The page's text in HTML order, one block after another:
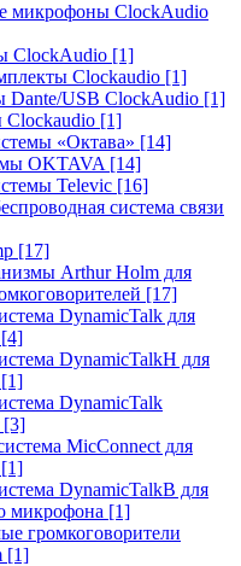
микрофоны ClockAudio
ClockAudio [1]
Clockaudio [1]
USB ClockAudio [1]
Clockaudio [1]
«Октава» [14]
OKTAVA [14]
Televic [16]
система связи
[17]
Arthur Holm для
[17]
DynamicTalk для
[4]
DynamicTalkH для
[1]
DynamicTalk
[3]
MicConnect для
[1]
DynamicTalkB для
микрофона [1]
громкоговорители
[1]